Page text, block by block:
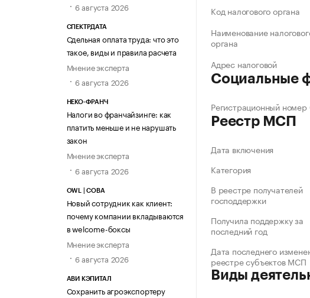
6 августа 2026
СПЕКТРДАТА
Сдельная оплата труда: что это
такое, виды и правила расчета
Мнение эксперта
6 августа 2026
НЕКО-ФРАНЧ
Налоги во франчайзинге: как
платить меньше и не нарушать
закон
Мнение эксперта
6 августа 2026
OWL | СОВА
Новый сотрудник как клиент:
почему компании вкладываются
в welcome-боксы
Мнение эксперта
6 августа 2026
АВИ КЭПИТАЛ
Сохранить агроэкспортеру
Код налогового органа
Наименование
органа
Адрес налоговой
Социальные
Регистрационный
Реестр МСП
Дата включения
Категория
В реестре получателей
господдержки
Получила поддержку за
последний год
Дата последнего
реестре субъектов МСП
Виды